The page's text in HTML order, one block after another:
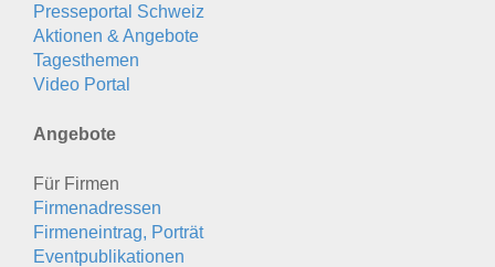
Presseportal Schweiz
Aktionen & Angebote
Tagesthemen
Video Portal
Angebote
Für Firmen
Firmenadressen
Firmeneintrag, Porträt
Eventpublikationen